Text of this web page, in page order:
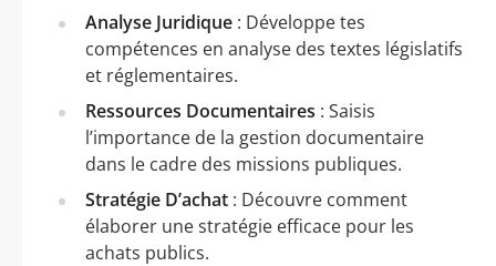
Analyse Juridique : Développe tes
compétences en analyse des textes législatifs
et réglementaires.
Ressources Documentaires : Saisis
l’importance de la gestion documentaire
dans le cadre des missions publiques.
Stratégie D’achat : Découvre comment
élaborer une stratégie efficace pour les
achats publics.